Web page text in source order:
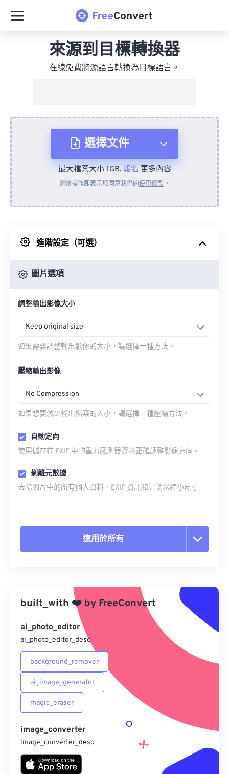
來源到目標轉換器
在線免費將源語言轉換為目標語言。
選擇文件
來自裝置
來自 Google 雲端硬碟
最大檔案大小 1GB.報名更多內容
繼續操作即表示您同意我們的使用條款 。
進階設定（可選）
圖片選項
調整輸出影像大小
Keep original size
如果需要調整輸出影像的大小，請選擇一種方法。
壓縮輸出影像
No Compression
如果想要減少輸出檔案的大小，請選擇一種壓縮方法。
自動定向
使用儲存在 EXIF 中的重力感測器資料正確調整影像方向。
剝離元數據
去除圖片中的所有個人資料、EXIF 資訊和評論以縮小尺寸
適用於所有
另存為預設
built_with ❤️ by FreeConvert
ai_photo_editor
ai_photo_editor_desc
background_remover
ai_image_generator
magic_eraser
image_converter
image_converter_desc